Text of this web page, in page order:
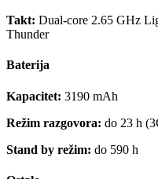
Takt: Dual-core 2.65 GHz
Thunder
Baterija
Kapacitet: 3190 mAh
Režim razgovora: do 23 h
Stand by režim: do 590 h